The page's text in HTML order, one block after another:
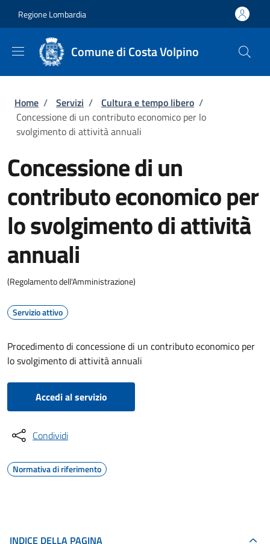
Regione Lombardia
Comune di Costa Volpino
Briciole di pane
Home / Servizi / Cultura e tempo libero /
Concessione di un contributo economico per lo
svolgimento di attività annuali
Concessione di un
contributo economico per
lo svolgimento di attività
annuali
(Regolamento dell'Amministrazione)
Servizio attivo
Procedimento di concessione di un contributo economico per
lo svolgimento di attività annuali
Accedi al servizio
Condividi
Normativa di riferimento
INDICE DELLA PAGINA